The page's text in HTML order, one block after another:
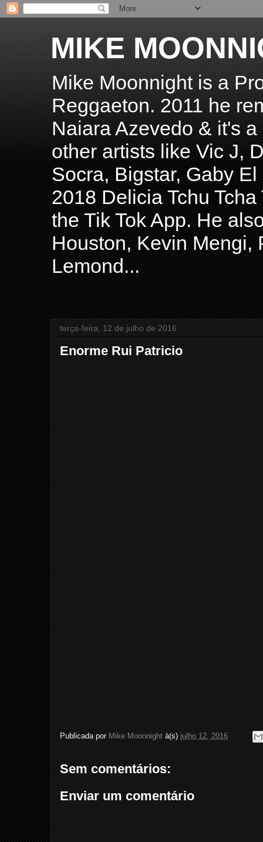
MIKE
Mike Moonnight is a
Reggaeton. 2011 he
Naiara Azevedo & it's
other artists like Vic J,
Socra, Bigstar, Gaby
2018 Delicia Tchu
the Tik Tok App. He
Houston, Kevin Mengi,
Lemond...
terça-feira, 12 de julho de 2016
Enorme Rui Patricio
Publicada por Mike Moonnight à(s) julho 12, 2016
Sem comentários:
Enviar um comentário